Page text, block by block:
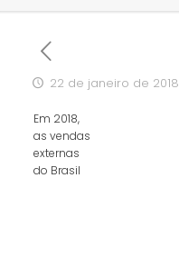
22 de janeiro de 2018
Em 2018,
as vendas
externas
do Brasil